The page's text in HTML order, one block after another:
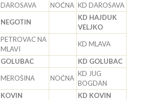
DAROSAVA NOĆNA KD DAROSAVA
NEGOTIN
KD HAJDUK
VELJKO
PETROVAC NA
MLAVI
KD MLAVA
GOLUBAC KD GOLUBAC
MEROŠINA NOĆNA
KD JUG
BOGDAN
KOVIN
KD KOVIN